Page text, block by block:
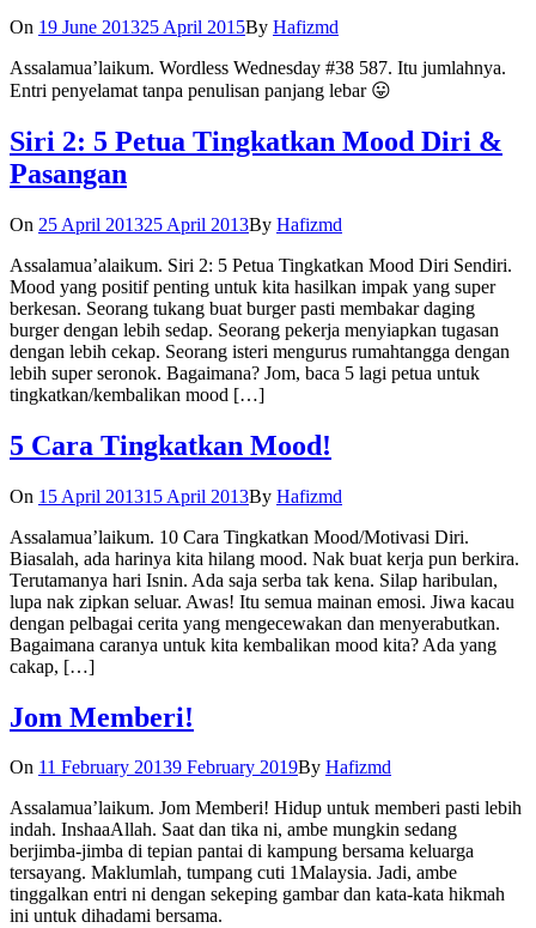
On 19 June 201325 April 2015By Hafizmd
Assalamua’laikum. Wordless Wednesday #38 587. Itu jumlahnya.
Entri penyelamat tanpa penulisan panjang lebar 😛
Siri 2: 5 Petua Tingkatkan Mood Diri &
Pasangan
On 25 April 201325 April 2013By Hafizmd
Assalamua’alaikum. Siri 2: 5 Petua Tingkatkan Mood Diri Sendiri.
Mood yang positif penting untuk kita hasilkan impak yang super
berkesan. Seorang tukang buat burger pasti membakar daging
burger dengan lebih sedap. Seorang pekerja menyiapkan tugasan
dengan lebih cekap. Seorang isteri mengurus rumahtangga dengan
lebih super seronok. Bagaimana? Jom, baca 5 lagi petua untuk
tingkatkan/kembalikan mood […]
5 Cara Tingkatkan Mood!
On 15 April 201315 April 2013By Hafizmd
Assalamua’laikum. 10 Cara Tingkatkan Mood/Motivasi Diri.
Biasalah, ada harinya kita hilang mood. Nak buat kerja pun berkira.
Terutamanya hari Isnin. Ada saja serba tak kena. Silap haribulan,
lupa nak zipkan seluar. Awas! Itu semua mainan emosi. Jiwa kacau
dengan pelbagai cerita yang mengecewakan dan menyerabutkan.
Bagaimana caranya untuk kita kembalikan mood kita? Ada yang
cakap, […]
Jom Memberi!
On 11 February 20139 February 2019By Hafizmd
Assalamua’laikum. Jom Memberi! Hidup untuk memberi pasti lebih
indah. InshaaAllah. Saat dan tika ni, ambe mungkin sedang
berjimba-jimba di tepian pantai di kampung bersama keluarga
tersayang. Maklumlah, tumpang cuti 1Malaysia. Jadi, ambe
tinggalkan entri ni dengan sekeping gambar dan kata-kata hikmah
ini untuk dihadami bersama.